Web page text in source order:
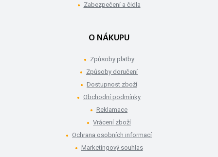
Zabezpečení a čidla
O NÁKUPU
Způsoby platby
Způsoby doručení
Dostupnost zboží
Obchodní podmínky
Reklamace
Vrácení zboží
Ochrana osobních informací
Marketingový souhlas